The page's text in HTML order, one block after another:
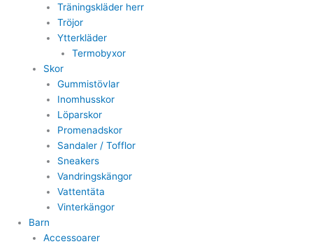
Träningskläder herr
Tröjor
Ytterkläder
Termobyxor
Skor
Gummistövlar
Inomhusskor
Löparskor
Promenadskor
Sandaler / Tofflor
Sneakers
Vandringskängor
Vattentäta
Vinterkängor
Barn
Accessoarer